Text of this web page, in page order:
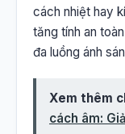
cách nhiệt hay
tăng tính an
đa luồng ánh
Xem thêm
cách âm: